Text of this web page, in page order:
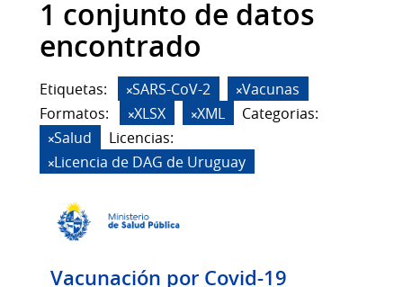
1 conjunto de datos
encontrado
Etiquetas: SARS-CoV-2
Vacunas
Formatos:
XLSX XML
Categorias:
Salud
Licencias:
Licencia de DAG de Uruguay
Vacunación por Covid-19